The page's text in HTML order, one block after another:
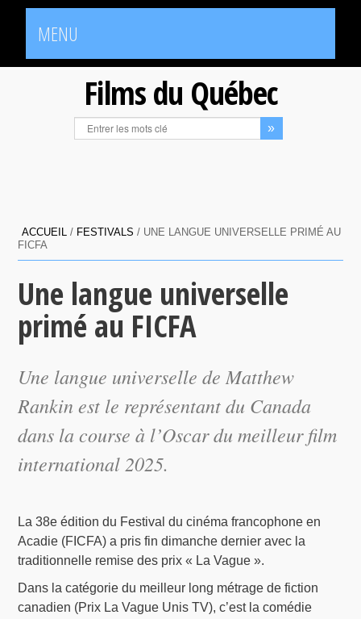
MENU
Films du Québec
ACCUEIL / FESTIVALS / UNE LANGUE UNIVERSELLE PRIMÉ AU
FICFA
Une langue universelle
primé au FICFA
Une langue universelle de Matthew
Rankin est le représentant du Canada
dans la course à l’Oscar du meilleur film
international 2025.
La 38e édition du Festival du cinéma francophone en
Acadie (FICFA) a pris fin dimanche dernier avec la
traditionnelle remise des prix « La Vague ».
Dans la catégorie du meilleur long métrage de fiction
canadien (Prix La Vague Unis TV), c’est la comédie